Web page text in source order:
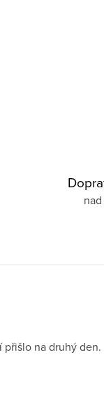
na druhý den.